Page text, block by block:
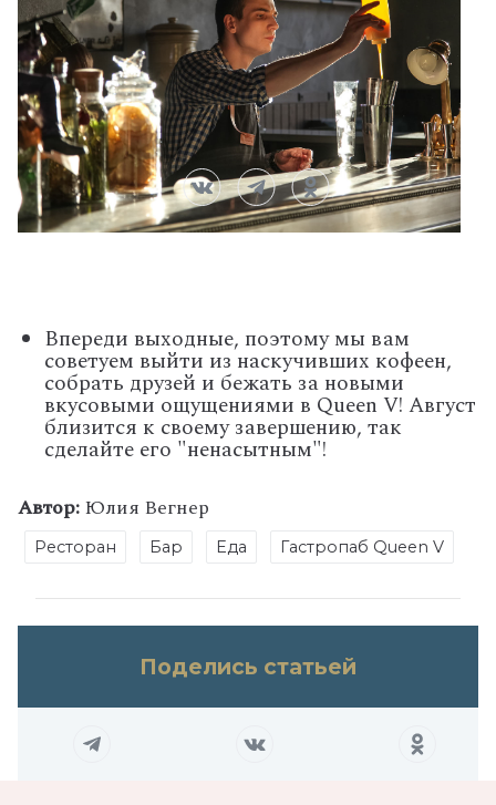
Впереди выходные, поэтому мы вам
советуем выйти из наскучивших кофеен,
собрать друзей и бежать за новыми
вкусовыми ощущениями в Queen V! Август
близится к своему завершению, так
сделайте его "ненасытным"!
Автор:Юлия Вегнер
Ресторан Бар Еда Гастропаб Queen V
Поделись статьей